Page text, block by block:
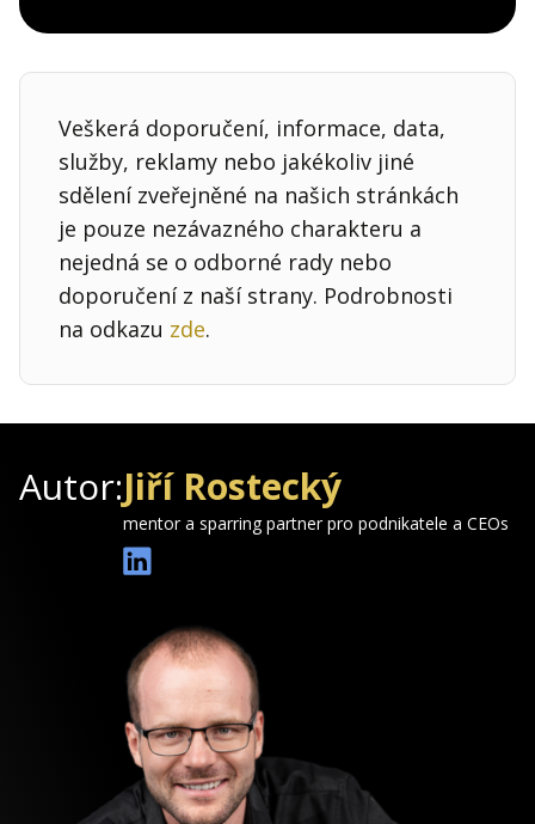
Veškerá doporučení, informace, data,
služby, reklamy nebo jakékoliv jiné
sdělení zveřejněné na našich stránkách
je pouze nezávazného charakteru a
nejedná se o odborné rady nebo
doporučení z naší strany. Podrobnosti
na odkazu zde.
Autor:Jiří Rostecký
mentor a sparring partner pro podnikatele a CEOs